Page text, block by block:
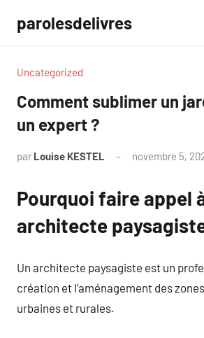
contenu
parolesdelivres
Uncategorized
Comment sublimer un
un expert ?
par Louise KESTEL novembre 5,
Pourquoi faire appel
architecte
Un architecte paysagiste est un
création et l’aménagement des
urbaines et rurales.